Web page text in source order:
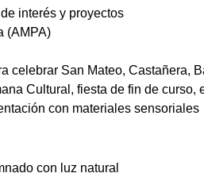
interés y proyectos
(AMPA)
celebrar San Mateo, Castañera,
Cultural, fiesta de fin de curso,
con materiales sensoriales
con luz natural